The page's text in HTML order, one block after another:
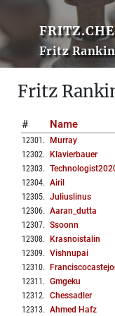
Fritz
Fritz
# Name
12301 . Murray
12302. Klavierbauer
12303.
12304. Airil
12305. Juliuslinus
12306. Aaran_dutta
12307. Ssoonn
12308. Krasnoistalin
12309. Vishnupai
12310.
12311 . Gmgeku
12312. Chessadler
12313. Ahmed Hafz